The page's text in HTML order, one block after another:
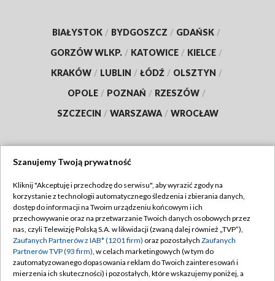
BIAŁYSTOK / BYDGOSZCZ / GDAŃSK /
GORZÓW WLKP. / KATOWICE / KIELCE /
KRAKÓW / LUBLIN / ŁÓDŹ / OLSZTYN /
OPOLE / POZNAŃ / RZESZÓW /
SZCZECIN / WARSZAWA / WROCŁAW
TVP
Abonament TVP
Emisja w TVP
Centrum informacji TVP
Naziemna Telewizja Cyfrowa
Regulamin TVP
Polityka prywatności
Moje zgody
Szanujemy Twoją prywatność
Kliknij "Akceptuję i przechodzę do serwisu", aby wyrazić zgody na
korzystanie z technologii automatycznego śledzenia i zbierania danych,
dostęp do informacji na Twoim urządzeniu końcowym i ich
przechowywanie oraz na przetwarzanie Twoich danych osobowych przez
nas, czyli Telewizję Polską S.A. w likwidacji (zwaną dalej również „TVP”),
Zaufanych Partnerów z IAB* (1201 firm) oraz pozostałych Zaufanych
Partnerów TVP (93 firm), w celach marketingowych (w tym do
zautomatyzowanego dopasowania reklam do Twoich zainteresowań i
mierzenia ich skuteczności) i pozostałych, które wskazujemy poniżej, a